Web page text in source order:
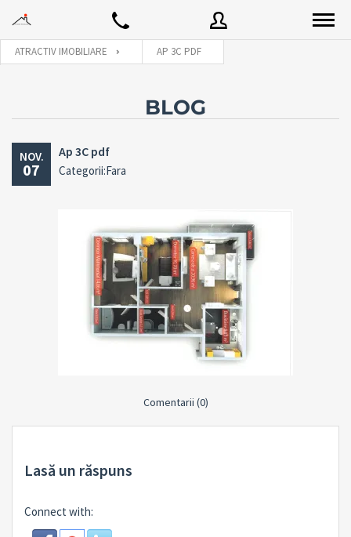
Parola
Tine-ma minte
ATRACTIV IMOBILIARE AP 3C PDF
BLOG
NOV.
07
Ap 3C pdf
Categorii:Fara
Comentarii (0)
Lasă un răspuns
Connect with: